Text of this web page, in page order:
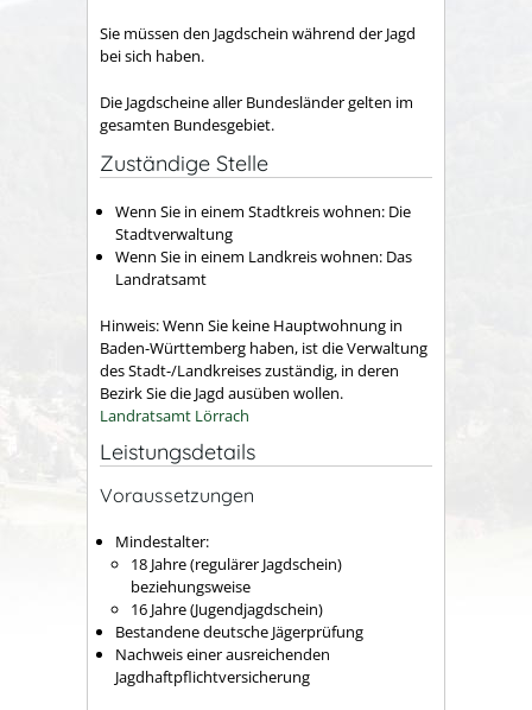
Sie müssen den Jagdschein während der Jagd
bei sich haben.
Die Jagdscheine aller Bundesländer gelten im
gesamten Bundesgebiet.
Zuständige Stelle
Wenn Sie in einem Stadtkreis wohnen: Die
Stadtverwaltung
Wenn Sie in einem Landkreis wohnen: Das
Landratsamt
Hinweis: Wenn Sie keine Hauptwohnung in
Baden-Württemberg haben, ist die Verwaltung
des Stadt-/Landkreises zuständig, in deren
Bezirk Sie die Jagd ausüben wollen.
Landratsamt Lörrach
Leistungsdetails
Voraussetzungen
Mindestalter:
18 Jahre (regulärer Jagdschein)
beziehungsweise
16 Jahre (Jugendjagdschein)
Bestandene deutsche Jägerprüfung
Nachweis einer ausreichenden
Jagdhaftpflichtversicherung